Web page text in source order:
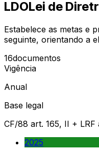
LDOLei de
Estabelece as metas e
seguinte, orientando a
16documentos
Vigência
Anual
Base legal
CF/88 art. 165, II + LRF
2025